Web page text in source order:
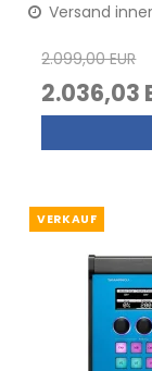
Versand
2.099,00 EUR
2.036,03
VERKAUF